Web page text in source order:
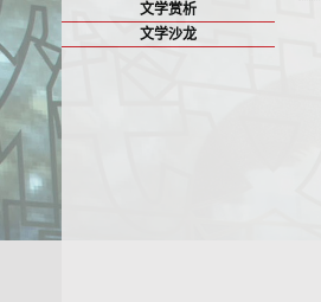
文学赏析
文学沙龙